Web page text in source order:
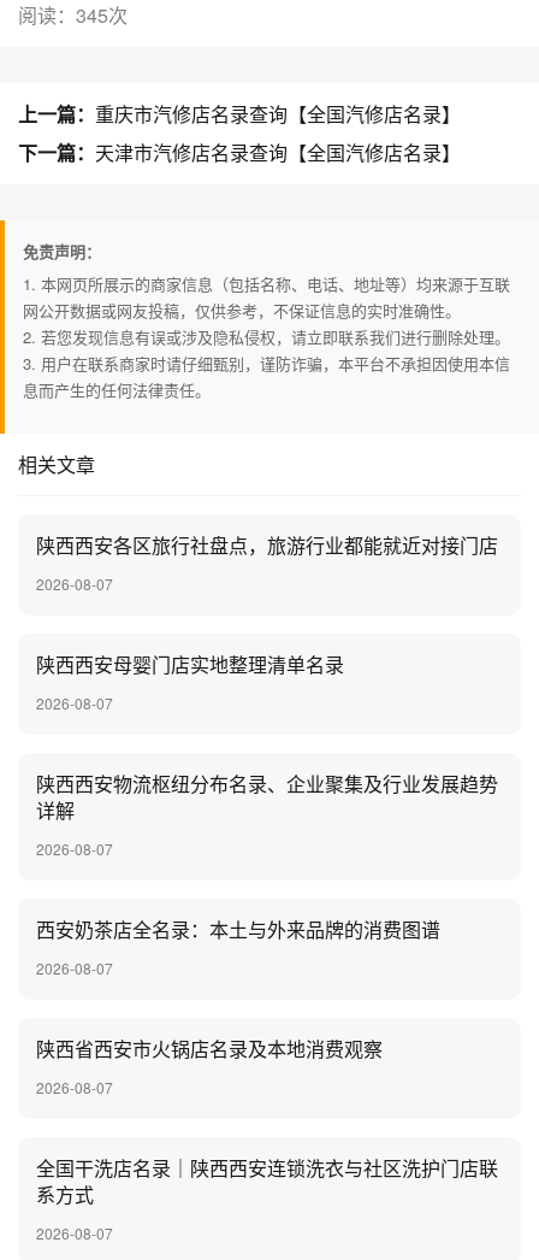
阅读：345次
上一篇： 重庆市汽修店名录查询【全国汽修店名录】
下一篇： 天津市汽修店名录查询【全国汽修店名录】
免责声明：
1. 本网页所展示的商家信息（包括名称、电话、地址等）均来源于互联
网公开数据或网友投稿，仅供参考，不保证信息的实时准确性。
2. 若您发现信息有误或涉及隐私侵权，请立即联系我们进行删除处理。
3. 用户在联系商家时请仔细甄别，谨防诈骗，本平台不承担因使用本信
息而产生的任何法律责任。
相关文章
陕西西安各区旅行社盘点，旅游行业都能就近对接门店
2026-08-07
陕西西安母婴门店实地整理清单名录
2026-08-07
陕西西安物流枢纽分布名录、企业聚集及行业发展趋势
详解
2026-08-07
‌西安奶茶店全名录：本土与外来品牌的消费图谱
2026-08-07
陕西省西安市火锅店名录及本地消费观察
2026-08-07
全国干洗店名录｜陕西西安连锁洗衣与社区洗护门店联
系方式
2026-08-07